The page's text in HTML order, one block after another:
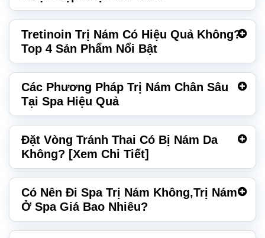
Tretinoin Trị Nám Có Hiệu Quả Không?
Top 4 Sản Phẩm Nổi Bật
Các Phương Pháp Trị Nám Chân Sâu
Tại Spa Hiệu Quả
Đặt Vòng Tránh Thai Có Bị Nám Da
Không? [Xem Chi Tiết]
Có Nên Đi Spa Trị Nám Không,Trị Nám
Ở Spa Giá Bao Nhiêu?